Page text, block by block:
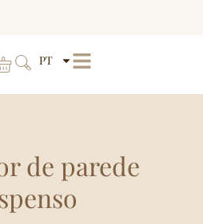
PT
de parede